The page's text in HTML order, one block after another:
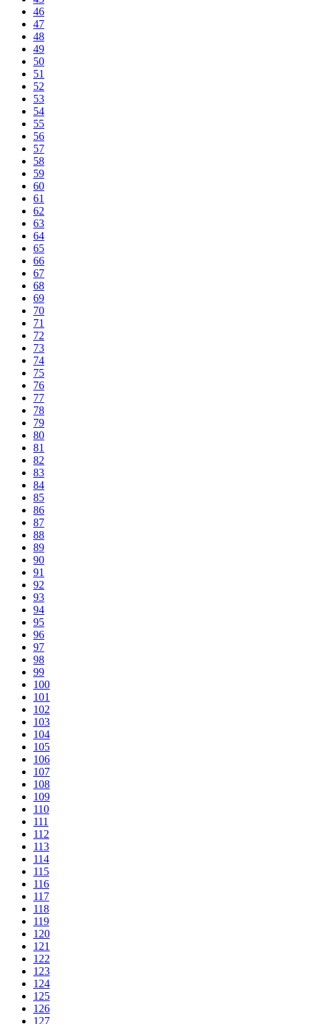
46
47
48
49
50
51
52
53
54
55
56
57
58
59
60
61
62
63
64
65
66
67
68
69
70
71
72
73
74
75
76
77
78
79
80
81
82
83
84
85
86
87
88
89
90
91
92
93
94
95
96
97
98
99
100
101
102
103
104
105
106
107
108
109
110
111
112
113
114
115
116
117
118
119
120
121
122
123
124
125
126
127